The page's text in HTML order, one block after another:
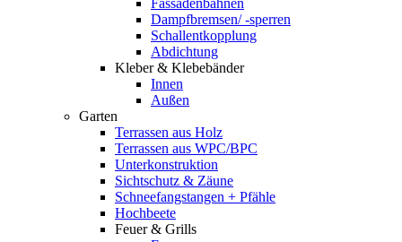
Dampfbremsen/ -sperren
Schallentkopplung
Abdichtung
Kleber & Klebebänder
Innen
Außen
Garten
Terrassen aus Holz
Terrassen aus WPC/BPC
Unterkonstruktion
Sichtschutz & Zäune
Schneefangstangen + Pfähle
Hochbeete
Feuer & Grills